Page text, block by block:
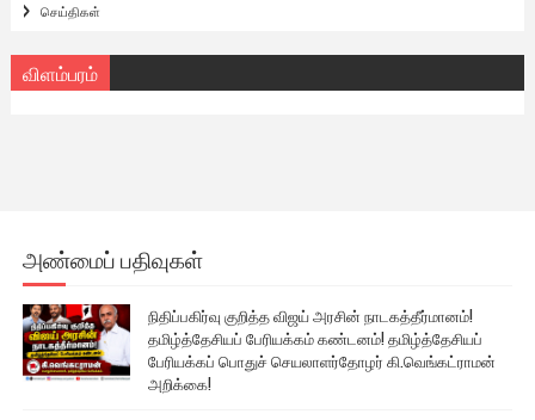
செய்திகள்
விளம்பரம்
அண்மைப் பதிவுகள்
நிதிப்பகிர்வு குறித்த விஜய் அரசின் நாடகத்தீர்மானம்!
தமிழ்த்தேசியப் பேரியக்கம் கண்டனம்! தமிழ்த்தேசியப்
பேரியக்கப் பொதுச் செயலாளர்தோழர் கி.வெங்கட்ராமன்
அறிக்கை!